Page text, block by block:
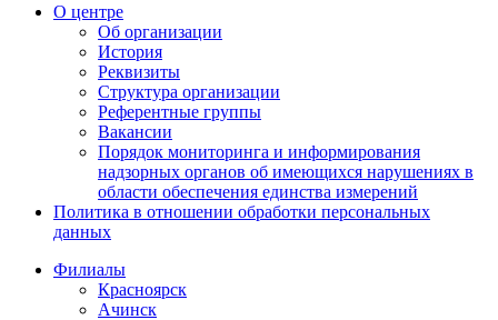
О центре
Об организации
История
Реквизиты
Структура организации
Референтные группы
Вакансии
Порядок мониторинга и информирования
надзорных органов об имеющихся нарушениях в
области обеспечения единства измерений
Политика в отношении обработки персональных
данных
Филиалы
Красноярск
Ачинск